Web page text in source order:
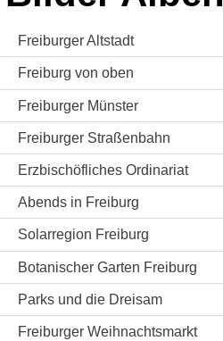
Freiburger Altstadt
Freiburg von oben
Freiburger Münster
Freiburger Straßenbahn
Erzbischöfliches Ordinariat
Abends in Freiburg
Solarregion Freiburg
Botanischer Garten Freiburg
Parks und die Dreisam
Freiburger Weihnachtsmarkt